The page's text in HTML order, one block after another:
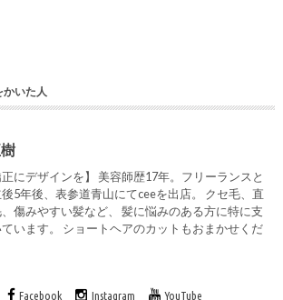
かいた人
正にデザインを】 美容師歴17年。フリーランスと
5年後、表参道青山にてceeを出店。 クセ毛、直
傷みやすい髪など、 髪に悩みのある方に特に支
います。 ショートヘアのカットもおまかせくだ
Facebook Instagram YouTube